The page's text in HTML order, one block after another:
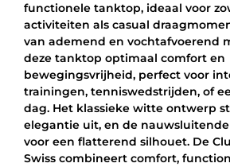
functionele tanktop, ideaal voor
activiteiten als casual
van ademend en vochtafvoerend
deze tanktop optimaal comfort en
bewegingsvrijheid, perfect voor
trainingen, tenniswedstrijden, of
dag. Het klassieke witte ontwerp
elegantie uit, en de
voor een flatterend silhouet. De
Swiss combineert comfort,